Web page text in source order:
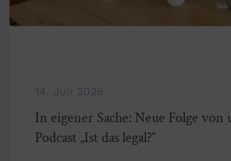
14. Juli 2026
In eigener Sache: Neue Folge von
Podcast „Ist das legal?“